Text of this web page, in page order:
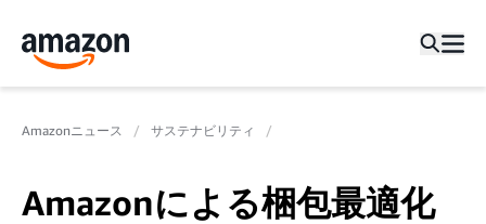
Amazonニュース サステナビリティ
Amazonによる梱包最適化